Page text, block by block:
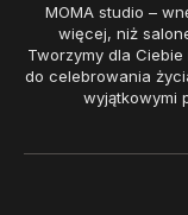
MOMA studio –
więcej, niż
Tworzymy dla
do celebrowania
wyjątkowymi